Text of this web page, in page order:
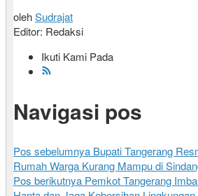
olehSudrajat
Editor: Redaksi
Ikuti Kami Pada
Navigasi pos
Pos sebelumnya Bupati Tangerang
Rumah Warga Kurang Mampu di
Pos berikutnya Pemkot Tangerang